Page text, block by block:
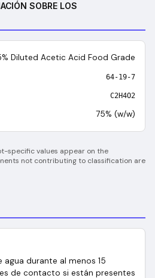
SOBRE LOS
Diluted Acetic Acid Food Grade
64-19-7
C2H4O2
75% (w/w)
specific values appear on the
not contributing to classification are
agua durante al menos 15
de contacto si están presentes